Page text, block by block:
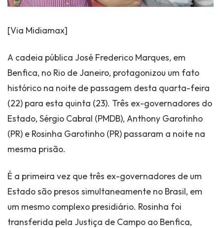
[Via Midiamax]
A cadeia pública José Frederico Marques, em
Benfica, no Rio de Janeiro, protagonizou um fato
histórico na noite de passagem desta quarta-feira
(22) para esta quinta (23). Três ex-governadores do
Estado, Sérgio Cabral (PMDB), Anthony Garotinho
(PR) e Rosinha Garotinho (PR) passaram a noite na
mesma prisão.
É a primeira vez que três ex-governadores de um
Estado são presos simultaneamente no Brasil, em
um mesmo complexo presidiário. Rosinha foi
transferida pela Justiça de Campo ao Benfica,